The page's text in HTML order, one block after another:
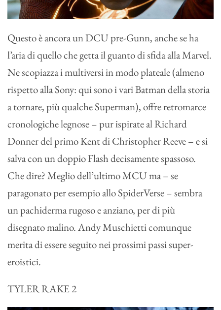
Questo è ancora un DCU pre-Gunn, anche se ha
l’aria di quello che getta il guanto di sfida alla Marvel.
Ne scopiazza i multiversi in modo plateale (almeno
rispetto alla Sony: qui sono i vari Batman della storia
a tornare, più qualche Superman), offre retromarce
cronologiche legnose – pur ispirate al Richard
Donner del primo Kent di Christopher Reeve – e si
salva con un doppio Flash decisamente spassoso.
Che dire? Meglio dell’ultimo MCU ma – se
paragonato per esempio allo SpiderVerse – sembra
un pachiderma rugoso e anziano, per di più
disegnato malino. Andy Muschietti comunque
merita di essere seguito nei prossimi passi super-
eroistici.
TYLER RAKE 2